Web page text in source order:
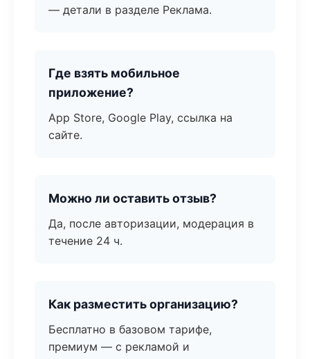
— детали в разделе Реклама.
Где взять мобильное
приложение?
App Store, Google Play, ссылка на
сайте.
Можно ли оставить отзыв?
Да, после авторизации, модерация в
течение 24 ч.
Как разместить организацию?
Бесплатно в базовом тарифе,
премиум — с рекламой и